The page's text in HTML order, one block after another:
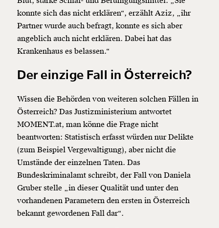
konnte sich das nicht erklären“, erzählt Aziz, „ihr
Partner wurde auch befragt, konnte es sich aber
angeblich auch nicht erklären. Dabei hat das
Krankenhaus es belassen.“
Der einzige Fall in Österreich?
Wissen die Behörden von weiteren solchen Fällen in
Österreich? Das Justizministerium antwortet
MOMENT.at, man könne die Frage nicht
beantworten: Statistisch erfasst würden nur Delikte
(zum Beispiel Vergewaltigung), aber nicht die
Umstände der einzelnen Taten. Das
Bundeskriminalamt schreibt, der Fall von Daniela
Gruber stelle „in dieser Qualität und unter den
vorhandenen Parametern den ersten in Österreich
bekannt gewordenen Fall dar“.